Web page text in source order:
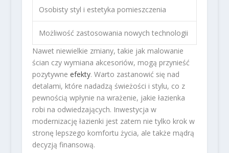
Osobisty styl i estetyka pomieszczenia
Możliwość zastosowania nowych technologii
Nawet niewielkie zmiany, takie jak malowanie
ścian czy wymiana akcesoriów, mogą przynieść
pozytywne efekty. Warto zastanowić się nad
detalami, które nadadzą świeżości i stylu, co z
pewnością wpłynie na wrażenie, jakie łazienka
robi na odwiedzających. Inwestycja w
modernizację łazienki jest zatem nie tylko krok w
stronę lepszego komfortu życia, ale także mądrą
decyzją finansową.